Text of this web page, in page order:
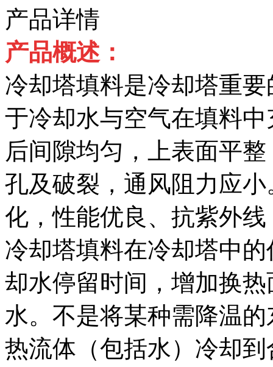
产品详情
产品概述：
冷却塔填料是冷却塔重
于冷却水与空气在填料
后间隙均匀，上表面平
孔及破裂，通风阻力应
化，性能优良、抗紫外
冷却塔填料在冷却塔中
却水停留时间，增加换
水。不是将某种需降温
热流体（包括水）冷却